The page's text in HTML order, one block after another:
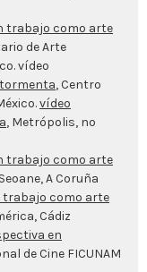
trabajo como arte
de Arte
vídeo
tormenta, Centro
vídeo
, Metrópolis, nº
trabajo como arte
A Coruña
trabajo como arte
Cádiz
en
de Cine FICUNAM